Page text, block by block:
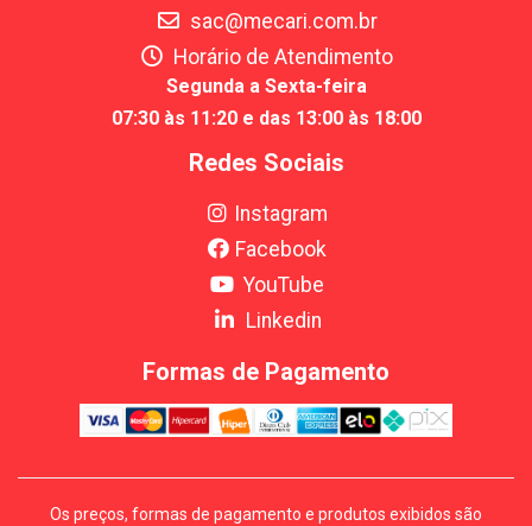
sac@mecari.com.br
Horário de Atendimento
Segunda a Sexta-feira
07:30 às 11:20 e das 13:00 às 18:00
Redes Sociais
Instagram
Facebook
YouTube
Linkedin
Formas de Pagamento
Os preços, formas de pagamento e produtos exibidos são